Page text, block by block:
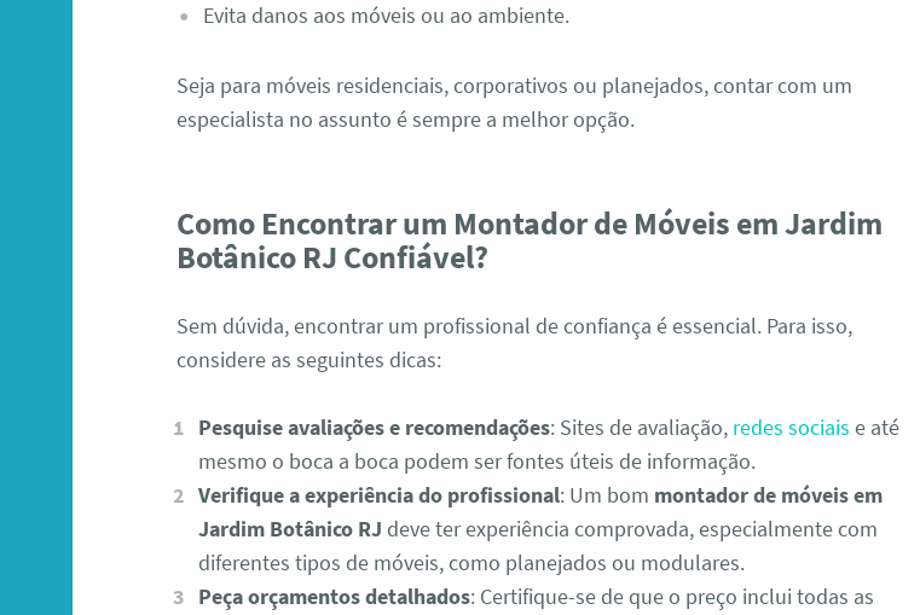
Evita danos aos móveis ou ao ambiente.
Seja para móveis residenciais, corporativos ou planejados, contar com um
especialista no assunto é sempre a melhor opção.
Como Encontrar um Montador de Móveis em Jardim
Botânico RJ Confiável?
Sem dúvida, encontrar um profissional de confiança é essencial. Para isso,
considere as seguintes dicas:
Pesquise avaliações e recomendações: Sites de avaliação, redes sociais e até
mesmo o boca a boca podem ser fontes úteis de informação.
Verifique a experiência do profissional: Um bom montador de móveis em
Jardim Botânico RJ deve ter experiência comprovada, especialmente com
diferentes tipos de móveis, como planejados ou modulares.
Peça orçamentos detalhados: Certifique-se de que o preço inclui todas as